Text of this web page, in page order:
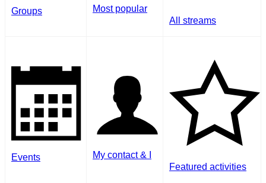
Groups
Most popular
All streams
Events
My contact & I
Featured activities